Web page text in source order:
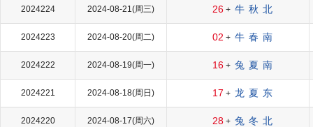
2024224 2024-08-21(周三) 26 + 牛 秋 北
2024223 2024-08-20(周二) 02 + 牛 春 南
2024222 2024-08-19(周一) 16 + 兔 夏 南
2024221 2024-08-18(周日) 17 + 龙 夏 东
2024220 2024-08-17(周六) 28 + 兔 冬 北